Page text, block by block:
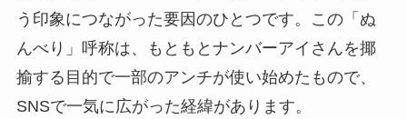
う印象につながった要因のひとつです。この「ぬ
んべり」呼称は、もともとナンバーアイさんを揶
揄する目的で一部のアンチが使い始めたもので、
SNSで一気に広がった経緯があります。